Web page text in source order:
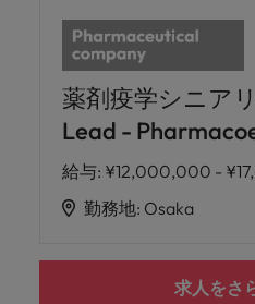
薬剤疫学シニア
Lead -
給与: ¥12,000,000 -
勤務地: Osaka
求人をさ